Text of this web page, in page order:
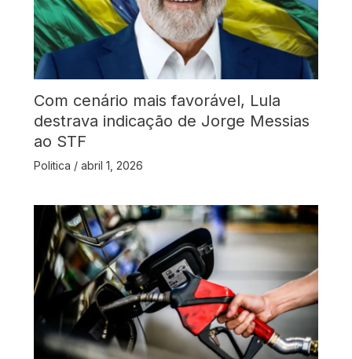
Com cenário mais favorável, Lula
destrava indicação de Jorge Messias
ao STF
Politica / abril 1, 2026